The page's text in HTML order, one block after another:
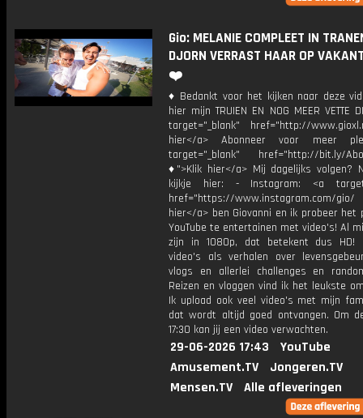
Gio: MELANIE COMPLEET IN
DJORN VERRAST HAAR OP
❤️
♦ Bedankt voor het kijken naar deze
hier mijn TRUIEN EN NOG MEER VETTE
target="_blank" href="http://
hier</a> Abonneer voor meer
target="_blank" href="http://bit.ly/
♦">Klik hier</a> Mij dagelijks volgen?
kijkje hier: - Instagram: <a
href="https://www.instagram.com/
hier</a> ben Giovanni en ik probeer het
YouTube te entertainen met video's! Al
zijn in 1080p, dat betekent dus HD!
video's als verhalen over
vlogs en allerlei challenges en
Reizen en vloggen vind ik het leukste
Ik upload ook veel video's met mijn
dat wordt altijd goed ontvangen. Om
17:30 kan jij een video verwachten.
29-06-2026 17:43
YouTube
Amusement.TV
Jongeren.TV
Mensen.TV
Alle afleveringen